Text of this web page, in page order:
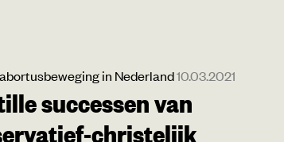
in Nederland10.03.2021
successen van
christelijk